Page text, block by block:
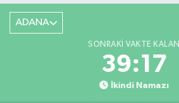
ADANA
SONRAKI VAKTE KALAN
39:16
İkindi Namazı